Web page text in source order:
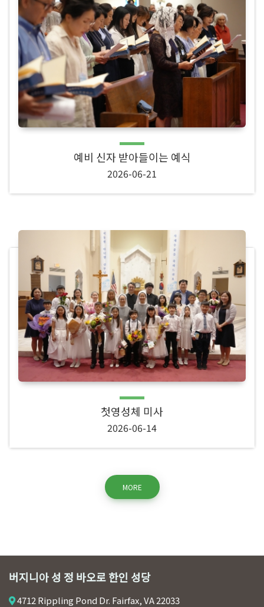
예비 신자 받아들이는 예식
2026-06-21
첫영성체 미사
2026-06-14
MORE
버지니아 성 정 바오로 한인 성당
4712 Rippling Pond Dr. Fairfax, VA 22033